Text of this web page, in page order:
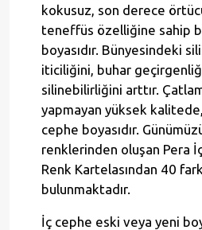
kokusuz, son derece
teneffüs özelliğine sahip
boyasıdır. Bünyesindeki
iticiliğini, buhar
silinebilirliğini arttır.
yapmayan yüksek
cephe boyasıdır.
renklerinden oluşan Pera
Renk Kartelasından 40
bulunmaktadır.
İç cephe eski veya yeni